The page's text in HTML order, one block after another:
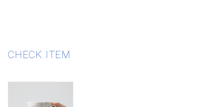
CHECK ITEM